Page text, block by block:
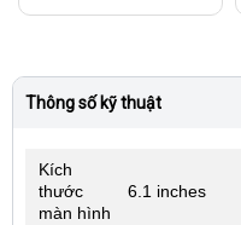
Thông số kỹ thuật
Kích
thước
màn hình
6.1 inches